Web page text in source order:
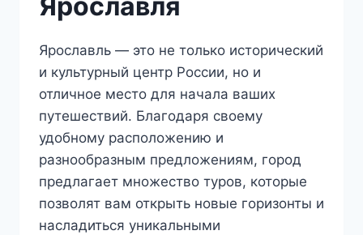
Ярославль — это не только исторический
и культурный центр России, но и
отличное место для начала ваших
путешествий. Благодаря своему
удобному расположению и
разнообразным предложениям, город
предлагает множество туров, которые
позволят вам открыть новые горизонты и
насладиться уникальными